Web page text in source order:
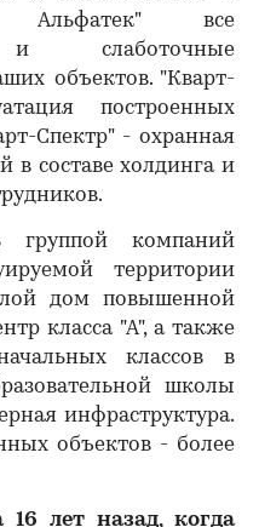
Альфатек" все
и слаботочные
объектов. "Кварт-
построенных
Спектр" - охранная
в составе холдинга и
группой компаний
территории
дом повышенной
класса "А", а также
классов в
школы
инфраструктура.
объектов - более
лет назад, когда